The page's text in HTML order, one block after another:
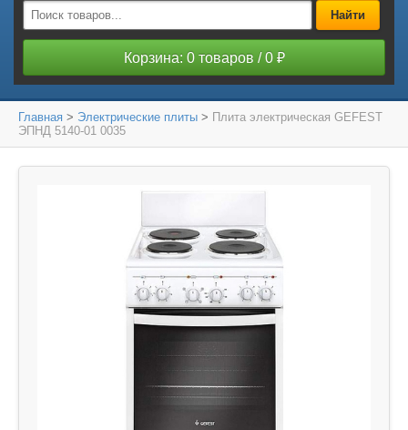
Найти
Корзина: 0 товаров / 0 ₽
Главная > Электрические плиты > Плита электрическая GEFEST
ЭПНД 5140-01 0035